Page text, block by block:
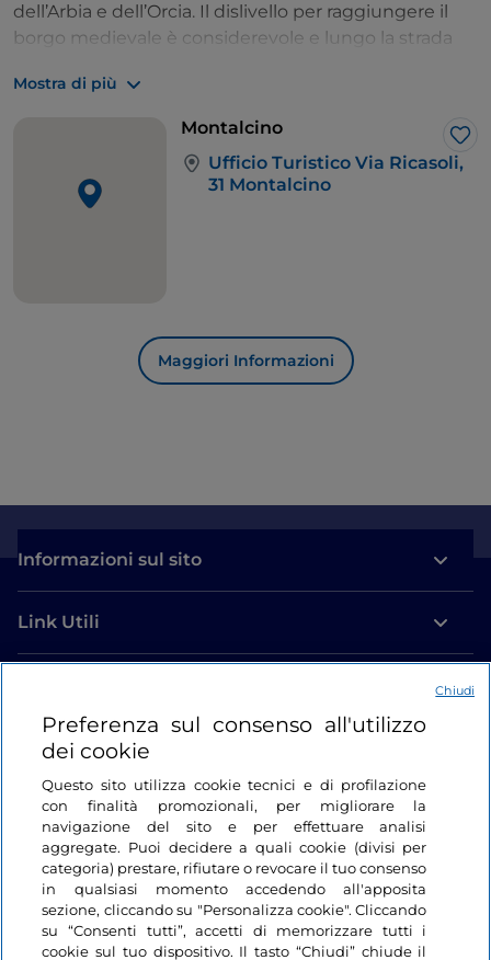
dell’Arbia e dell’Orcia. Il dislivello per raggiungere il
borgo medievale è considerevole e lungo la strada
corsa ciclistica “vintage” dell’Eroica, alti sui pedali per
vincere le pendenze del 15% e le curve a gomito che
atmosfere medievali del borgo e l’immancabile
bicchiere di Brunello.
Mostra di più
Montalcino
Ufficio Turistico Via Ricasoli,
31 Montalcino
Maggiori Informazioni
Informazioni sul sito
Link Utili
Restiamo in contatto
Preferenza sul consenso all'utilizzo
dei cookie
Questo sito utilizza cookie tecnici e di profilazione
con finalità promozionali, per migliorare la
navigazione del sito e per effettuare analisi
aggregate. Puoi decidere a quali cookie (divisi per
categoria) prestare, rifiutare o revocare il tuo consenso
in qualsiasi momento accedendo all'apposita
sezione, cliccando su "Personalizza cookie". Cliccando
su “Consenti tutti”, accetti di memorizzare tutti i
cookie sul tuo dispositivo. Il tasto “Chiudi” chiude il
Chiudi